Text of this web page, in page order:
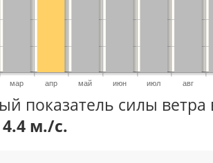
мар апр май июн июл авг
показатель силы ветра
4.4 м./с.